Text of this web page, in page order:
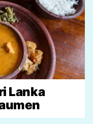
Lanka